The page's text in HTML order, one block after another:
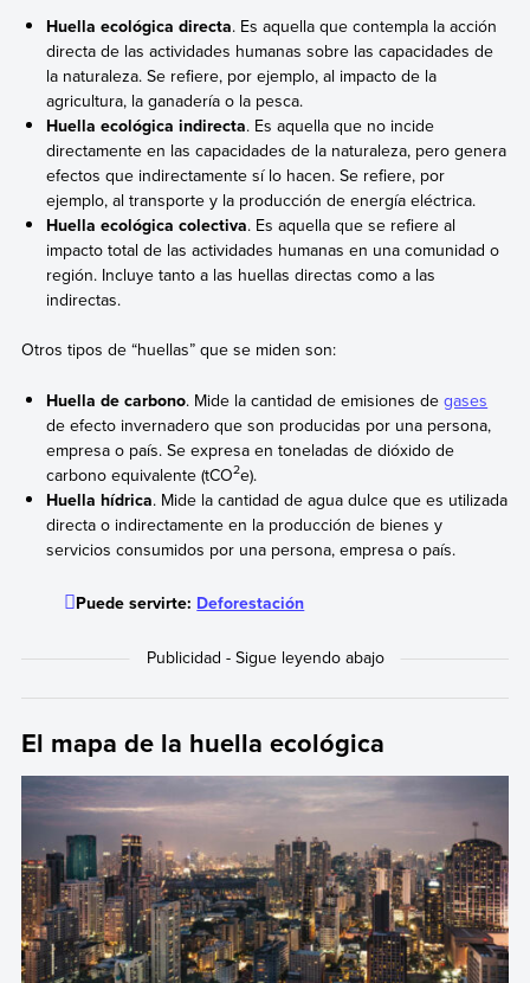
Huella ecológica directa. Es aquella que contempla la acción
directa de las actividades humanas sobre las capacidades de
la naturaleza. Se refiere, por ejemplo, al impacto de la
agricultura, la ganadería o la pesca.
Huella ecológica indirecta. Es aquella que no incide
directamente en las capacidades de la naturaleza, pero genera
efectos que indirectamente sí lo hacen. Se refiere, por
ejemplo, al transporte y la producción de energía eléctrica.
Huella ecológica colectiva. Es aquella que se refiere al
impacto total de las actividades humanas en una comunidad o
región. Incluye tanto a las huellas directas como a las
indirectas.
Otros tipos de “huellas” que se miden son:
Huella de carbono. Mide la cantidad de emisiones degases
de efecto invernadero que son producidas por una persona,
empresa o país. Se expresa en toneladas de dióxido de
carbono equivalente (tCO2e).
Huella hídrica. Mide la cantidad de agua dulce que es utilizada
directa o indirectamente en la producción de bienes y
servicios consumidos por una persona, empresa o país.
Puede servirte: Deforestación
El mapa de la huella ecológica